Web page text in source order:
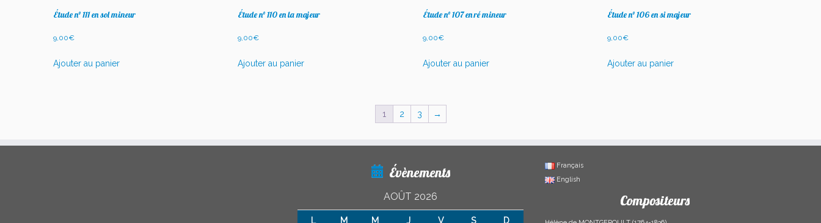
Étude n° 111 en sol mineur
9,00€
Ajouter au panier
Étude n° 110 en la majeur
9,00€
Ajouter au panier
Étude n° 107 en ré mineur
9,00€
Ajouter au panier
Étude n° 106 en si majeur
9,00€
Ajouter au panier
1 2 3 →
Évènements
AOÛT 2026
L M M J V S D
Français
English
Compositeurs